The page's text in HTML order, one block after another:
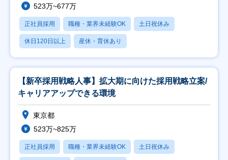
523万~677万
正社員採用 職種・業界未経験OK 土日祝休み
休日120日以上 産休・育休あり
【新卒採用戦略人事】拡大期に向けた採用戦略立案/
キャリアアップできる環境
東京都
523万~825万
正社員採用 職種・業界未経験OK 土日祝休み